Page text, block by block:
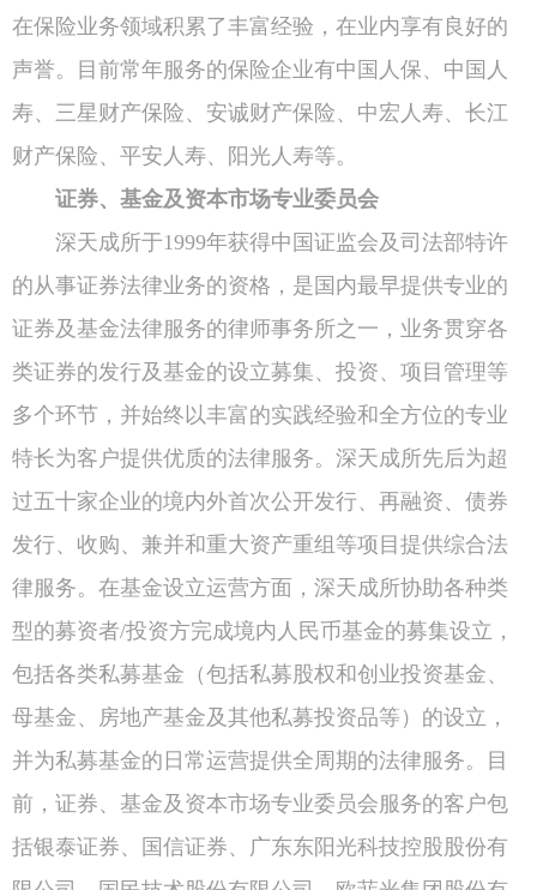
在保险业务领域积累了丰富经验，在业内享有良好的
声誉。目前常年服务的保险企业有中国人保、中国人
寿、三星财产保险、安诚财产保险、中宏人寿、长江
财产保险、平安人寿、阳光人寿等。
证券、基金及资本市场专业委员会
深天成所于1999年获得中国证监会及司法部特许
的从事证券法律业务的资格，是国内最早提供专业的
证券及基金法律服务的律师事务所之一，业务贯穿各
类证券的发行及基金的设立募集、投资、项目管理等
多个环节，并始终以丰富的实践经验和全方位的专业
特长为客户提供优质的法律服务。深天成所先后为超
过五十家企业的境内外首次公开发行、再融资、债券
发行、收购、兼并和重大资产重组等项目提供综合法
律服务。在基金设立运营方面，深天成所协助各种类
型的募资者/投资方完成境内人民币基金的募集设立，
包括各类私募基金（包括私募股权和创业投资基金、
母基金、房地产基金及其他私募投资品等）的设立，
并为私募基金的日常运营提供全周期的法律服务。目
前，证券、基金及资本市场专业委员会服务的客户包
括银泰证券、国信证券、广东东阳光科技控股股份有